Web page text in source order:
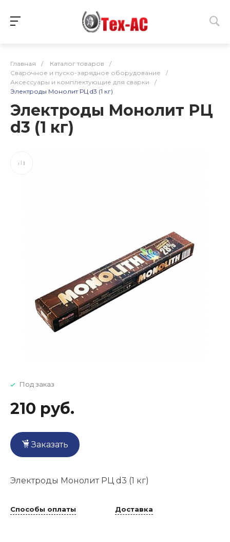
Главная / Каталог товаров
/
Сварочное и пуско-зарядное оборудование
/
Аксессуары и комплектующие для сварки
/
Электроды Монолит РЦ d3 (1 кг)
Электроды Монолит РЦ
d3 (1 кг)
Под заказ
210 руб.
Заказать
Электроды Монолит РЦ d3 (1 кг)
Способы оплаты Доставка